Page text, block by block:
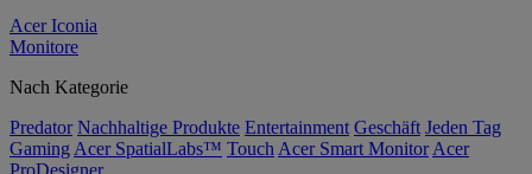
Acer Iconia
Monitore
Nach Kategorie
Predator Nachhaltige Produkte Entertainment Geschäft Jeden Tag
Gaming Acer SpatialLabs™ Touch Acer Smart Monitor Acer
ProDesigner